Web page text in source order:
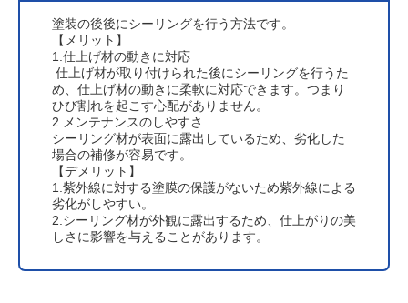
塗装の後後にシーリングを行う方法です。
【メリット】
1.仕上げ材の動きに対応
仕上げ材が取り付けられた後にシーリングを行うた
め、仕上げ材の動きに柔軟に対応できます。つまり
ひび割れを起こす心配がありません。
2.メンテナンスのしやすさ
シーリング材が表面に露出しているため、劣化した
場合の補修が容易です。
【デメリット】
1.紫外線に対する塗膜の保護がないため紫外線による
劣化がしやすい。
2.シーリング材が外観に露出するため、仕上がりの美
しさに影響を与えることがあります。